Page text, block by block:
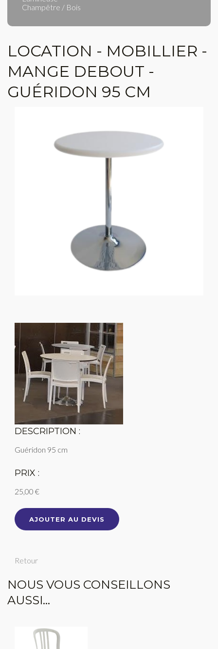
Champêtre / Bois
LOCATION - MOBILLIER -
MANGE DEBOUT -
GUÉRIDON 95 CM
DESCRIPTION :
Guéridon 95 cm
PRIX :
25,00 €
AJOUTER AU DEVIS
Retour
NOUS VOUS CONSEILLONS
AUSSI...